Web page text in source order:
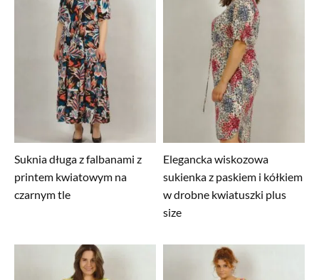
Suknia długa z falbanami z
printem kwiatowym na
czarnym tle
Elegancka wiskozowa
sukienka z paskiem i kółkiem
w drobne kwiatuszki plus
size